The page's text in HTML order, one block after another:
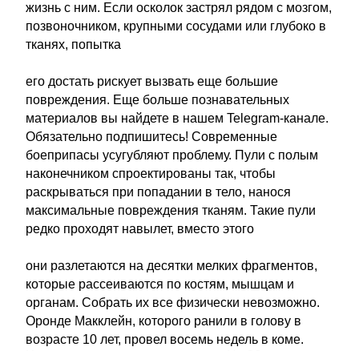
жизнь с ним. Если осколок застрял рядом с мозгом,
позвоночником, крупными сосудами или глубоко в
тканях, попытка
его достать рискует вызвать еще большие
повреждения. Еще больше познавательных
материалов вы найдете в нашем Telegram-канале.
Обязательно подпишитесь! Современные
боеприпасы усугубляют проблему. Пули с полым
наконечником спроектированы так, чтобы
раскрываться при попадании в тело, нанося
максимальные повреждения тканям. Такие пули
редко проходят навылет, вместо этого
они разлетаются на десятки мелких фрагментов,
которые рассеиваются по костям, мышцам и
органам. Собрать их все физически невозможно.
Оронде Макклейн, которого ранили в голову в
возрасте 10 лет, провел восемь недель в коме.